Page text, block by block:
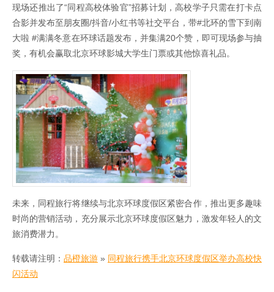
现场还推出了“同程高校体验官”招募计划，高校学子只需在打卡点
合影并发布至朋友圈/抖音/小红书等社交平台，带#北环的雪下到南
大啦 #满满冬意在环球话题发布，并集满20个赞，即可现场参与抽
奖，有机会赢取北京环球影城大学生门票或其他惊喜礼品。
未来，同程旅行将继续与北京环球度假区紧密合作，推出更多趣味
时尚的营销活动，充分展示北京环球度假区魅力，激发年轻人的文
旅消费潜力。
转载请注明： 品橙旅游 » 同程旅行携手北京环球度假区举办高校快
闪活动